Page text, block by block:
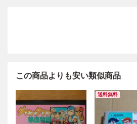
この商品よりも安い類似商品
送料無料